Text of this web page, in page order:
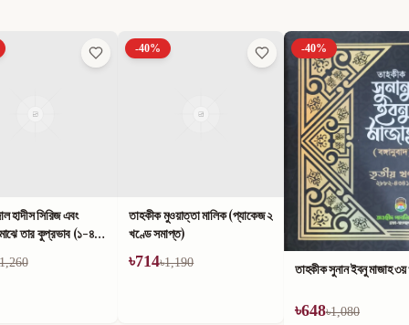
মালিক (প্যাকেজ ২
1,190
-40%
তাহকীক সুনান ইবনু মাজাহ ৩য় খণ্ড
-40%
তাহকীক সুনান ইবনু মাজাহ
৳624৳1,040